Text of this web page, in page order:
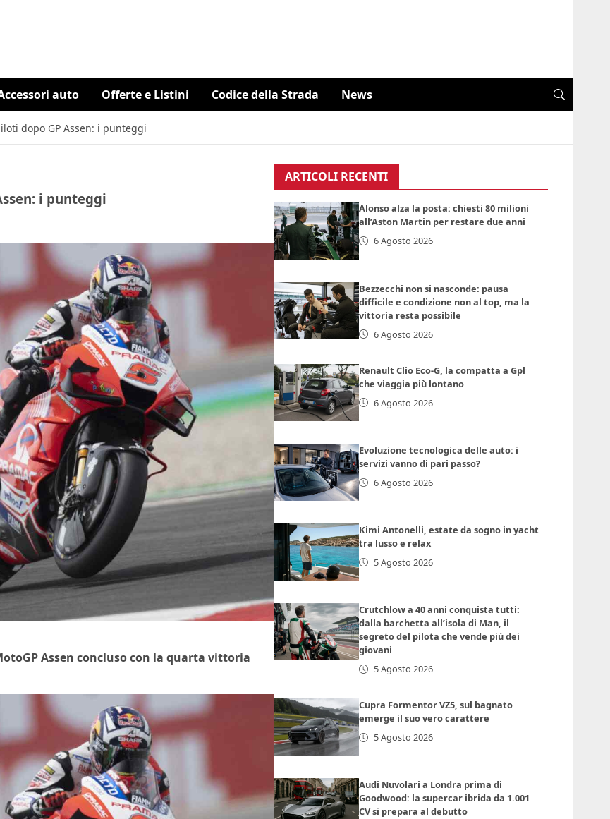
auto Offerte e Listini Codice della Strada News
dopo GP Assen: i punteggi
i punteggi
Assen concluso con la quarta vittoria
ARTICOLI RECENTI
Alonso alza la posta: chiesti 80 milioni
all’Aston Martin per restare due anni
6 Agosto 2026
Bezzecchi non si nasconde: pausa
difficile e condizione non al top, ma la
vittoria resta possibile
6 Agosto 2026
Renault Clio Eco-G, la compatta a Gpl
che viaggia più lontano
6 Agosto 2026
Evoluzione tecnologica delle auto: i
servizi vanno di pari passo?
6 Agosto 2026
Kimi Antonelli, estate da sogno in yacht
tra lusso e relax
5 Agosto 2026
Crutchlow a 40 anni conquista tutti:
dalla barchetta all’isola di Man, il
segreto del pilota che vende più dei
giovani
5 Agosto 2026
Cupra Formentor VZ5, sul bagnato
emerge il suo vero carattere
5 Agosto 2026
Audi Nuvolari a Londra prima di
Goodwood: la supercar ibrida da 1.001
CV si prepara al debutto